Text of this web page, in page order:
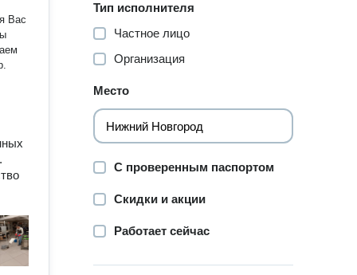
Вас
Тип исполнителя
Частное лицо
Организация
Место
С проверенным паспортом
Скидки и акции
Работает сейчас